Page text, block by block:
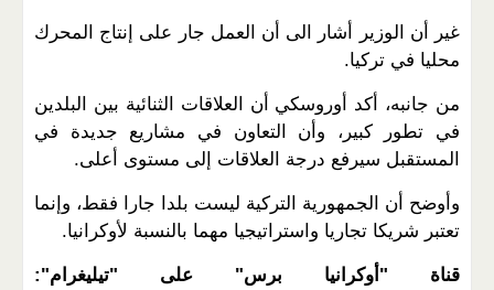
غير أن الوزير أشار الى أن العمل جار على إنتاج المحرك
محليا في تركيا.
من جانبه، أكد أوروسكي أن العلاقات الثنائية بين البلدين
في تطور كبير، وأن التعاون في مشاريع جديدة في
المستقبل سيرفع درجة العلاقات إلى مستوى أعلى.
وأوضح أن الجمهورية التركية ليست بلدا جارا فقط، وإنما
تعتبر شريكا تجاريا واستراتيجيا مهما بالنسبة لأوكرانيا.
قناة "أوكرانيا برس" على "تيليغرام":